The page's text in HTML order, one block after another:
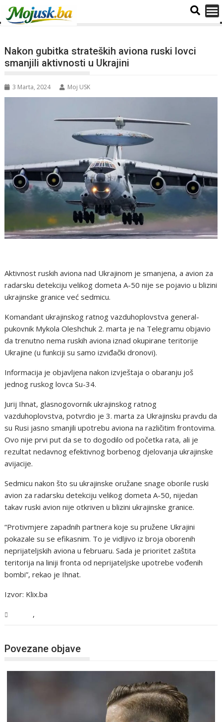
Nakon gubitka strateških aviona ruski lovci
smanjili aktivnosti u Ukrajini
3 Marta, 2024 Moj USK
Aktivnost ruskih aviona nad Ukrajinom je smanjena, a avion za
radarsku detekciju velikog dometa A-50 nije se pojavio u blizini
ukrajinske granice već sedmicu.
Komandant ukrajinskog ratnog vazduhoplovstva general-
pukovnik Mykola Oleshchuk 2. marta je na Telegramu objavio
da trenutno nema ruskih aviona iznad okupirane teritorije
Ukrajine (u funkciji su samo izviđački dronovi).
Informacija je objavljena nakon izvještaja o obaranju još
jednog ruskog lovca Su-34.
Jurij Ihnat, glasnogovornik ukrajinskog ratnog
vazduhoplovstva, potvrdio je 3. marta za Ukrajinsku pravdu da
su Rusi jasno smanjili upotrebu aviona na različitim frontovima.
Ovo nije prvi put da se to dogodilo od početka rata, ali je
rezultat nedavnog efektivnog borbenog djelovanja ukrajinske
avijacije.
Sedmicu nakon što su ukrajinske oružane snage oborile ruski
avion za radarsku detekciju velikog dometa A-50, nijedan
takav ruski avion nije otkriven u blizini ukrajinske granice.
“Protivmjere zapadnih partnera koje su pružene Ukrajini
pokazale su se efikasnim. To je vidljivo iz broja oborenih
neprijateljskih aviona u februaru. Sada je prioritet zaštita
teritorija na liniji fronta od neprijateljske upotrebe vođenih
bombi”, rekao je Ihnat.
Izvor: Klix.ba
,
Povezane objave